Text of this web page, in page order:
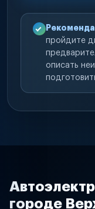
пройдите
описать
городе